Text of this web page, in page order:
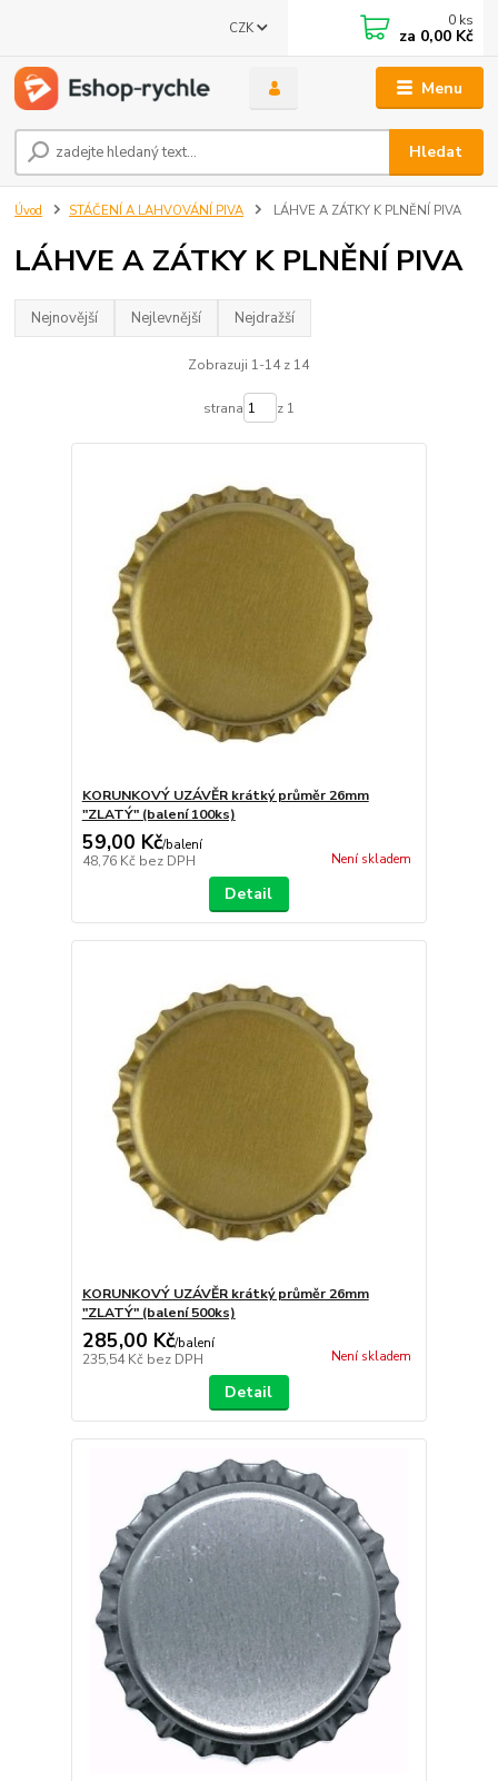
Menu
CZK
Hledat
0 ks
za 0,00 Kč
Úvod STÁČENÍ A LAHVOVÁNÍ PIVA LÁHVE A ZÁTKY K PLNĚNÍ PIVA
LÁHVE A ZÁTKY K PLNĚNÍ PIVA
Nejnovější Nejlevnější Nejdražší
Zobrazuji 1-14 z 14
strana z 1
KORUNKOVÝ UZÁVĚR krátký průměr 26mm
"ZLATÝ" (balení 100ks)
59,00 Kč/balení
48,76 Kč bez DPH Není skladem
Detail
KORUNKOVÝ UZÁVĚR krátký průměr 26mm
"ZLATÝ" (balení 500ks)
285,00 Kč/balení
235,54 Kč bez DPH Není skladem
Detail